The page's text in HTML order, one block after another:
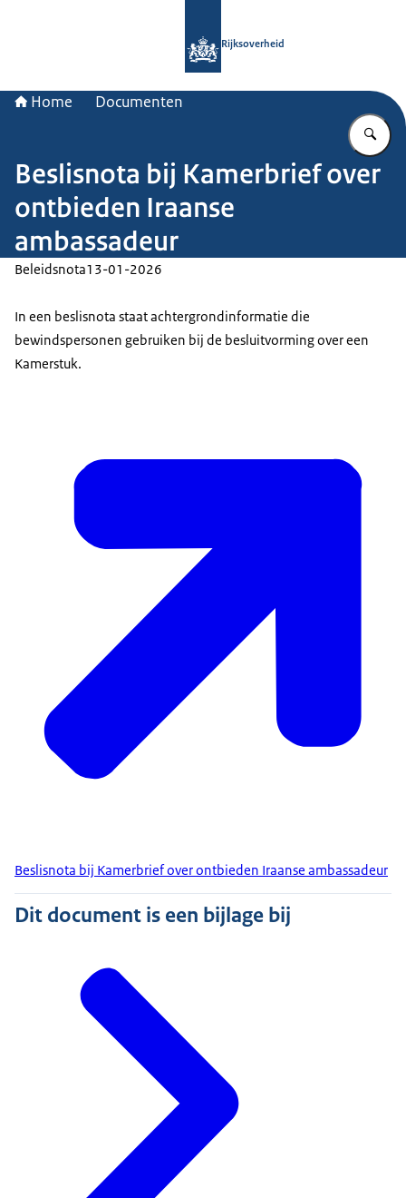
Rijksoverheid
Home Documenten
Beslisnota bij Kamerbrief over
ontbieden Iraanse
ambassadeur
Beleidsnota13-01-2026
In een beslisnota staat achtergrondinformatie die
bewindspersonen gebruiken bij de besluitvorming over een
Kamerstuk.
Beslisnota bij Kamerbrief over ontbieden Iraanse ambassadeur
Dit document is een bijlage bij